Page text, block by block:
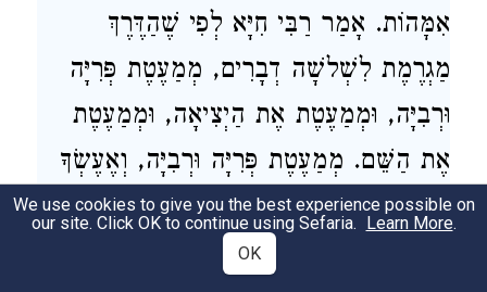
אִמָּהוֹת. אָמַר רַבִּי חִיָּא לְפִי שֶׁהַדֶּרֶךְ
מַגְרֶמֶת לִשְׁלשָׁה דְבָרִים, מְמַעֶטֶת פְּרִיָּה
וּרְבִיָּה, וּמְמַעֶטֶת אֶת הַיְצִיאָה, וּמְמַעֶטֶת
אֶת הַשֵּׁם. מְמַעֶטֶת פְּרִיָּה וּרְבִיָּה, וְאֶעֶשְׂךָ
לְגוֹי גָדוֹל. מְמַעֶטֶת אֶת הַיְצִיאָה, וַאֲבָרֶכְךָ.
מְמַעֶטֶת אֶת הַשֵּׁם, וַאֲגַדְלָה שְׁמֶךָ. וּלְפוּם
We use cookies to give you the best experience possible on
our site. Click OK to continue using Sefaria. Learn More.
OK